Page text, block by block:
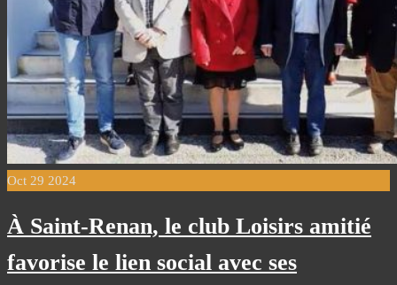
Oct 29 2024
À Saint-Renan, le club Loisirs amitié
favorise le lien social avec ses